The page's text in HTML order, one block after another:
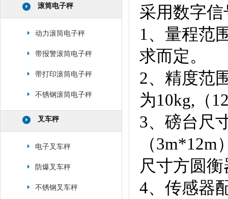
滚筒电子秤
动力滚筒电子秤
带报警滚筒电子秤
带打印滚筒电子秤
不锈钢滚筒电子秤
叉车秤
电子叉车秤
防爆叉车秤
不锈钢叉车秤
采用数字
1、量程范
求而定。
2、精度范
为10kg,（
3、磅台尺
（
尺寸方圆
4、传感器